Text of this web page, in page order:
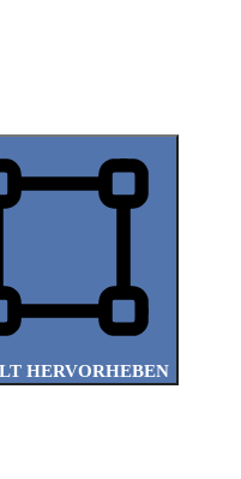
HERVORHEBEN